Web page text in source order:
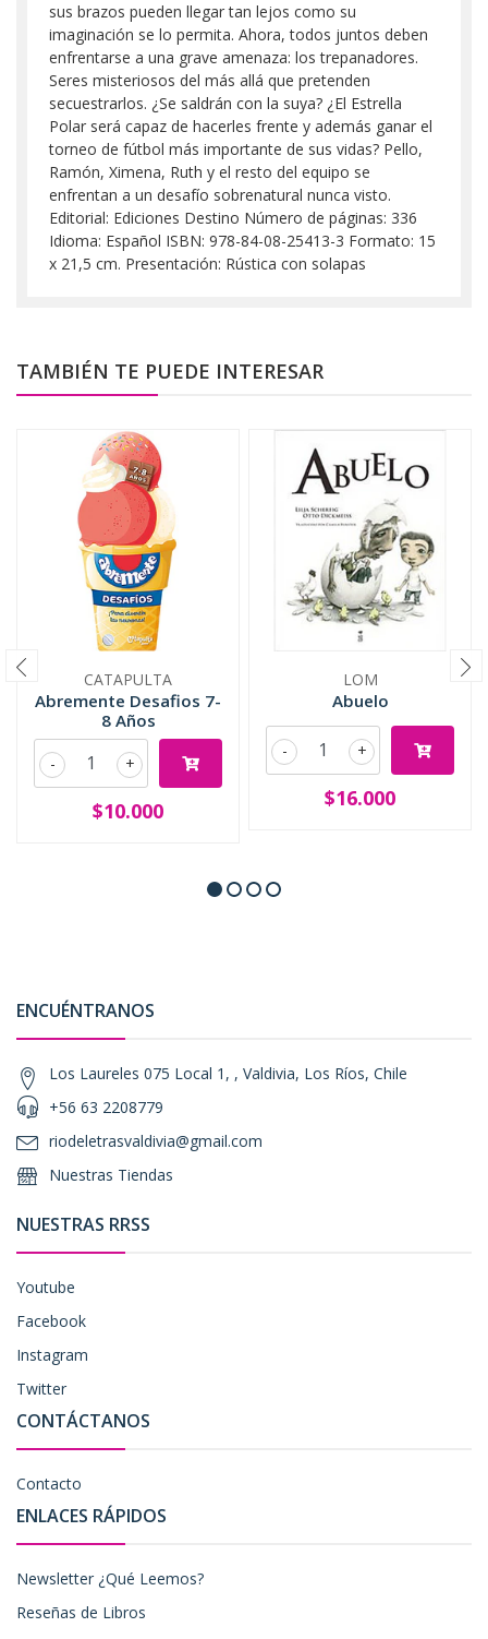
sus brazos pueden llegar tan lejos como su
imaginación se lo permita. Ahora, todos juntos deben
enfrentarse a una grave amenaza: los trepanadores.
Seres misteriosos del más allá que pretenden
secuestrarlos. ¿Se saldrán con la suya? ¿El Estrella
Polar será capaz de hacerles frente y además ganar el
torneo de fútbol más importante de sus vidas? Pello,
Ramón, Ximena, Ruth y el resto del equipo se
enfrentan a un desafío sobrenatural nunca visto.
Editorial: Ediciones Destino Número de páginas: 336
Idioma: Español ISBN: 978-84-08-25413-3 Formato: 15
x 21,5 cm. Presentación: Rústica con solapas
TAMBIÉN TE PUEDE INTERESAR
CATAPULTA
Abremente Desafios 7-
8 Años
+
-
$10.000
LOM
Abuelo
+
-
$16.000
ENCUÉNTRANOS
Los Laureles 075 Local 1, , Valdivia, Los Ríos, Chile
+56 63 2208779
riodeletrasvaldivia@gmail.com
Nuestras Tiendas
NUESTRAS RRSS
Youtube
Facebook
Instagram
Twitter
CONTÁCTANOS
Contacto
ENLACES RÁPIDOS
Newsletter ¿Qué Leemos?
Reseñas de Libros